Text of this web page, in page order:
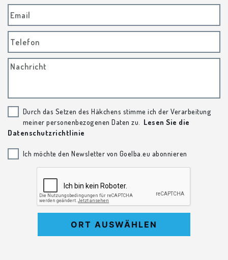
Email
Telefon
Nachricht
Durch das Setzen des Häkchens stimme ich der Verarbeitung
meiner personenbezogenen Daten zu.
Lesen Sie die
Datenschutzrichtlinie
Ich möchte den Newsletter von Goelba.eu abonnieren
ORT AUSWÄHLEN